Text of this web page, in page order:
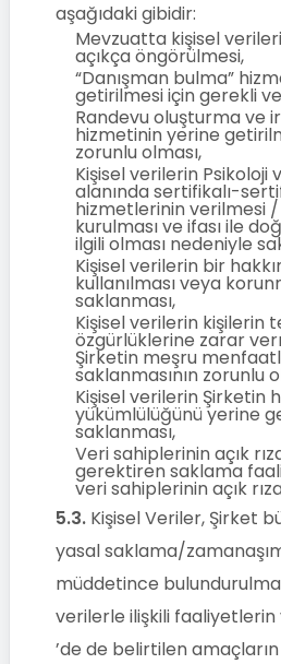
aşağıdaki gibidir:
Mevzuatta kişisel
açıkça öngörülmesi,
“Danışman bulma”
getirilmesi için gerekli
Randevu oluşturma ve
hizmetinin yerine
zorunlu olması,
Kişisel verilerin Psikoloji
alanında sertifikalı-
hizmetlerinin verilmesi
kurulması ve ifası ile
ilgili olması nedeniyle
Kişisel verilerin bir
kullanılması veya
saklanması,
Kişisel verilerin kişilerin
özgürlüklerine zarar
Şirketin meşru
saklanmasının zorunlu
Kişisel verilerin Şirketin
yükümlülüğünü yerine
saklanması,
Veri sahiplerinin açık
gerektiren saklama
veri sahiplerinin açık
5.3.Kişisel Veriler, Şirket
yasal saklama/
müddetince
verilerle ilişkili faaliyetlerin
’de de belirtilen